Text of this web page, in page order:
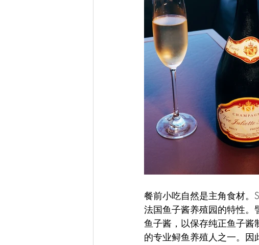
餐前小吃自然是主角食材。
法国鱼子酱养殖园的特性
鱼子酱，以保存纯正鱼子酱
的专业鲟鱼养殖人之一。